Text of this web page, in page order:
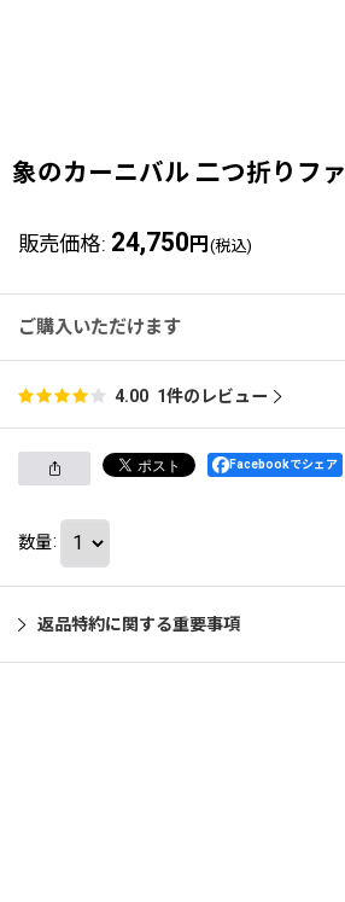
象のカーニバル 二つ折りフ
販売価格: 24,750 円 (税込)
ご購入いただけます
4.00 1件のレビュー
Facebookでシェア
数量:
返品特約に関する重要事項